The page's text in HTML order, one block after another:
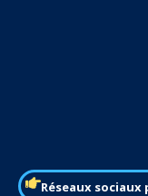
Réseaux